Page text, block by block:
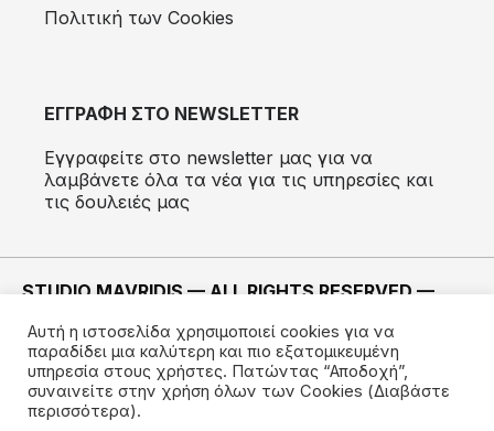
Πολιτική των Cookies
ΕΓΓΡΑΦΗ ΣΤΟ NEWSLETTER
Εγγραφείτε στο newsletter μας για να
λαμβάνετε όλα τα νέα για τις υπηρεσίες και
τις δουλειές μας
STUDIO MAVRIDIS — ALL RIGHTS RESERVED —
ΚΑΤΑΣΚΕΥΗ —IMODE
Αυτή η ιστοσελίδα χρησιμοποιεί cookies για να
παραδίδει μια καλύτερη και πιο εξατομικευμένη
υπηρεσία στους χρήστες. Πατώντας “Αποδοχή”,
συναινείτε στην χρήση όλων των Cookies (Διαβάστε
περισσότερα).